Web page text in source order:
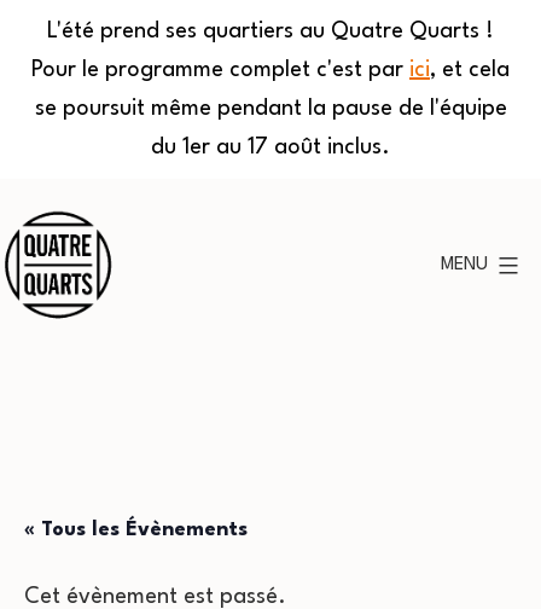
L'été prend ses quartiers au Quatre Quarts !
Pour le programme complet c'est par ici, et cela
se poursuit même pendant la pause de l'équipe
du 1er au 17 août inclus.
au
contenu
MENU
« Tous les Évènements
Cet évènement est passé.